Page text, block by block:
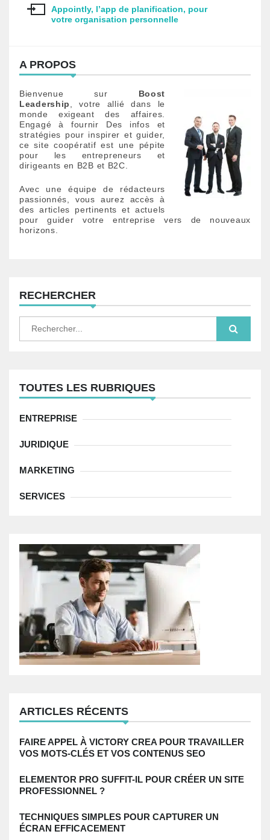
v
a
t
i
o
n
d
e
l
r
t
e
Appointly, l’app de planification, pour
votre organisation personnelle
A PROPOS
Bienvenue sur Boost
Leadership
, votre allié dans le
monde exigeant des affaires.
Engagé à fournir Des infos et
stratégies pour inspirer et guider,
ce site coopératif est une pépite
pour les entrepreneurs et
dirigeants en B2B et B2C.
Avec une équipe de rédacteurs
passionnés, vous aurez accès à
des articles pertinents et actuels
pour guider votre entreprise vers de nouveaux
horizons.
RECHERCHER
a
f
o
:
TOUTES LES RUBRIQUES
ENTREPRISE
JURIDIQUE
MARKETING
SERVICES
ARTICLES RÉCENTS
FAIRE APPEL À VICTORY CREA POUR TRAVAILLER
VOS MOTS-CLÉS ET VOS CONTENUS SEO
ELEMENTOR PRO SUFFIT-IL POUR CRÉER UN SITE
PROFESSIONNEL ?
TECHNIQUES SIMPLES POUR CAPTURER UN
ÉCRAN EFFICACEMENT